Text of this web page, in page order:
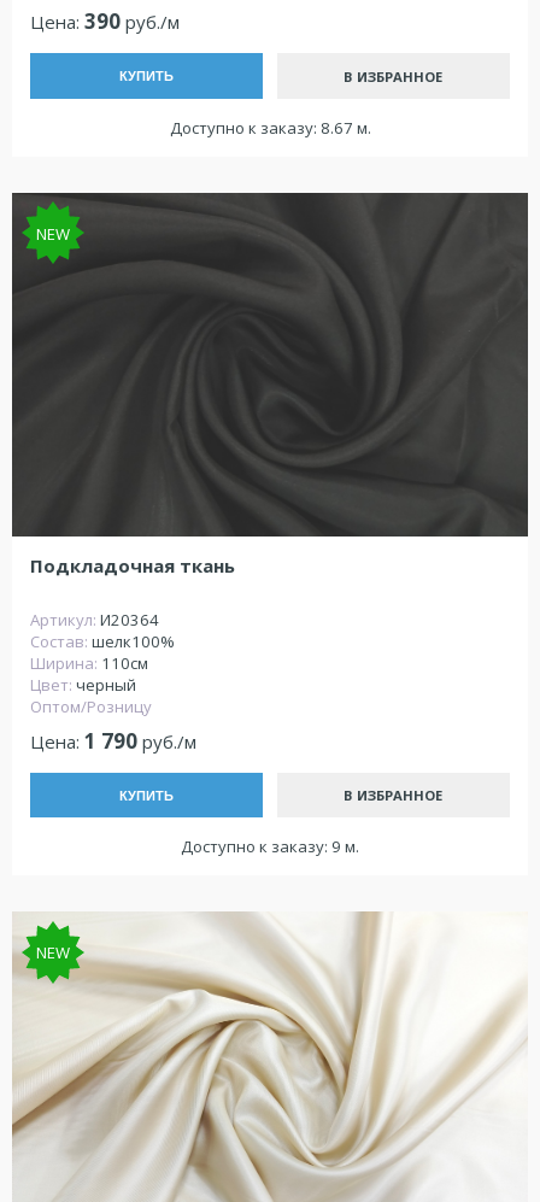
Цена: 390 руб./м
КУПИТЬ В ИЗБРАННОЕ
Доступно к заказу: 8.67 м.
NEW
Подкладочная ткань
Артикул: И20364
Состав: шелк100%
Ширина: 110см
Цвет: черный
Оптом/Розницу
Цена: 1 790 руб./м
КУПИТЬ В ИЗБРАННОЕ
Доступно к заказу: 9 м.
NEW